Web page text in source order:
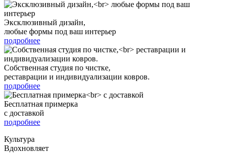
Эксклюзивный дизайн,
любые формы под ваш интерьер
подробнее
Собственная студия по чистке,
реставрации и индивидуализации ковров.
подробнее
Бесплатная примерка
с доставкой
подробнее
Культура
Вдохновляет